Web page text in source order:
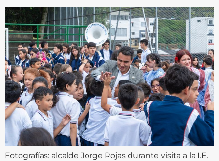
Fotografías: alcalde Jorge Rojas durante visita a la I.E.